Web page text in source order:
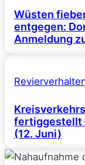
Wüsten
entgegen:
Anmeldung
fertiggestellt
(12. Juni)